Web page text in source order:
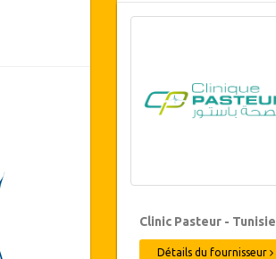
Clinic Pasteur - Tunisie
Détails du fournisseur